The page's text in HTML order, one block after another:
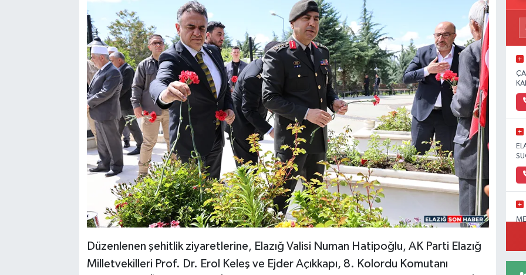
Düzenlenen şehitlik ziyaretlerine, Elazığ Valisi Numan Hatipoğlu, AK Parti Elazığ
Milletvekilleri Prof. Dr. Erol Keleş ve Ejder Açıkkapı, 8. Kolordu Komutanı